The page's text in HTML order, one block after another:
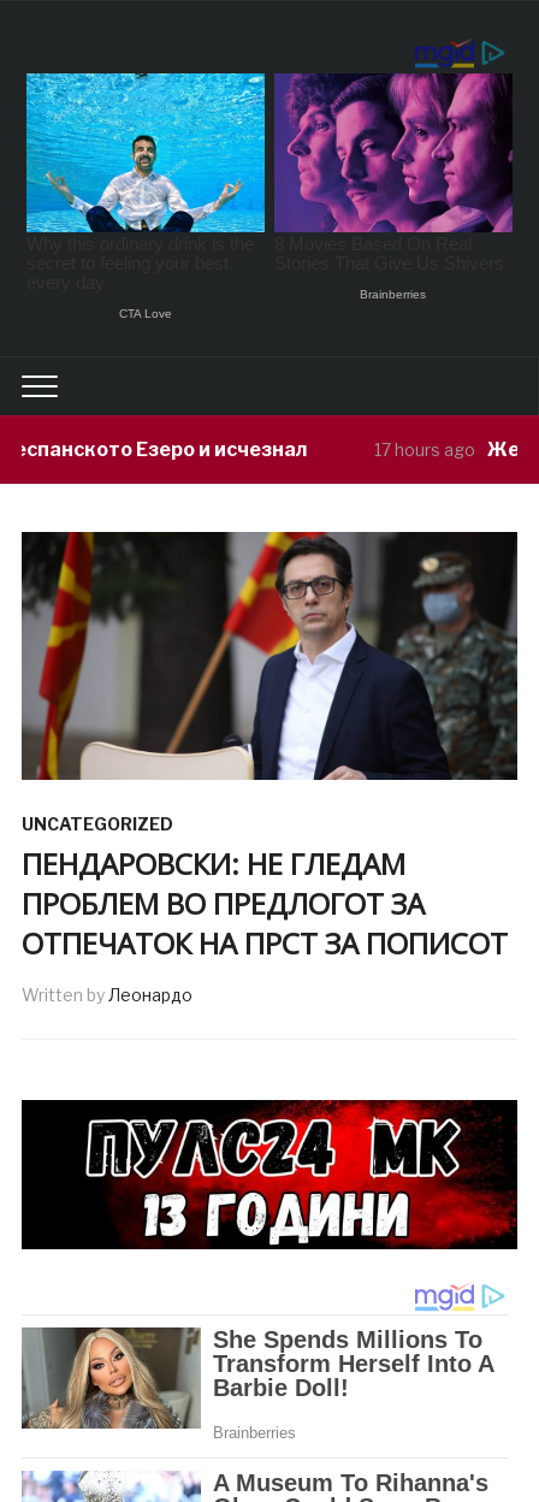
исчезнал 17 hours ago Жешкото време
UNCATEGORIZED
ПЕНДАРОВСКИ: НЕ ГЛЕДАМ
ПРОБЛЕМ ВО ПРЕДЛОГОТ ЗА
ОТПЕЧАТОК НА ПРСТ ЗА ПОПИСОТ
Written byЛеонардо